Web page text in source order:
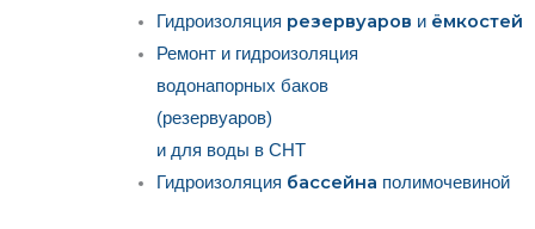
Гидроизоляция резервуаров и ёмкостей
Ремонт и гидроизоляция
водонапорных баков
(резервуаров)
и для воды в СНТ
Гидроизоляция бассейна полимочевиной